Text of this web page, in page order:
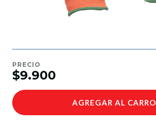
PRECIO
$9.900
AGREGAR AL CARRO